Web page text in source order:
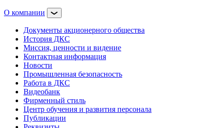
О компании
Документы акционерного общества
История ДКС
Миссия, ценности и видение
Контактная информация
Новости
Промышленная безопасность
Работа в ДКС
Видеобанк
Фирменный стиль
Центр обучения и развития персонала
Публикации